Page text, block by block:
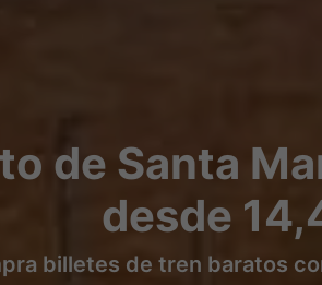
de Santa
desde
billetes de tren baratos